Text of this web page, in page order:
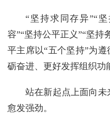
“坚持求同存异”“
容”“坚持公平正义”“坚持
平主席以“五个坚持”为
砺奋进、更好发挥组织功
站在新起点上面向
愈发强劲。